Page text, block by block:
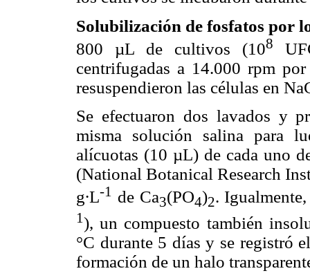
Solubilización de fosfatos por
800 µL de cultivos (108
centrifugadas a 14.000 rpm
resuspendieron las células en
Se efectuaron dos lavados y
misma solución salina para
alícuotas (10 µL) de cada uno
(National Botanical Research
g∙L-1 de Ca3(PO4)2.
1), un compuesto también
°C durante 5 días y se registró
formación de un halo